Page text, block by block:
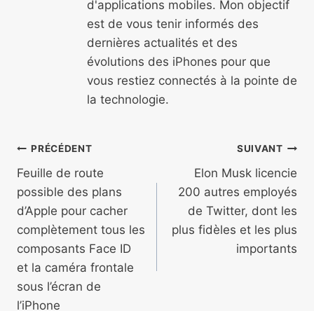
d'applications mobiles. Mon objectif
est de vous tenir informés des
dernières actualités et des
évolutions des iPhones pour que
vous restiez connectés à la pointe de
la technologie.
Navigation
de
l’article
PRÉCÉDENT
Feuille de route
possible des plans
d’Apple pour cacher
complètement tous les
composants Face ID
et la caméra frontale
sous l’écran de
l’iPhone
SUIVANT
Elon Musk licencie
200 autres employés
de Twitter, dont les
plus fidèles et les plus
importants